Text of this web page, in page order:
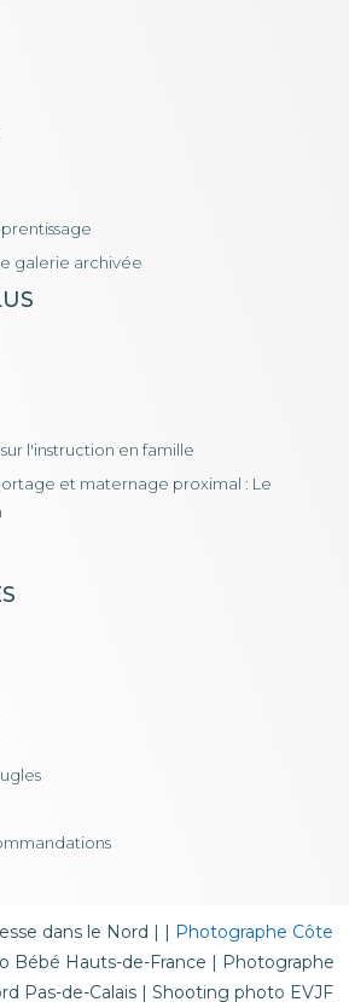
galerie archivée
l'instruction en famille
et maternage proximal : Le
dans le Nord | | Photographe Côte
Bébé Hauts-de-France | Photographe
Pas-de-Calais| Shooting photo EVJF